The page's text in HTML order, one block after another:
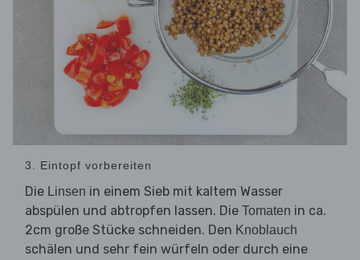
3. Eintopf vorbereiten
Die Linsen in einem Sieb mit kaltem Wasser
abspülen und abtropfen lassen. Die Tomaten in ca.
2cm große Stücke schneiden. Den Knoblauch
schälen und sehr fein würfeln oder durch eine